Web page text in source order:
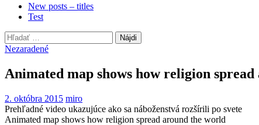
New posts – titles
Test
Hľadať:
Nezaradené
Animated map shows how religion
2. októbra 2015 miro
Prehľadné video ukazujúce ako sa náboženstvá rozšírili po svete
Animated map shows how religion spread around the world